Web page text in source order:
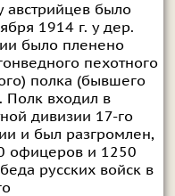
австрийцев было
1914 г. у дер.
было пленено
пехотного
полка (бывшего
Полк входил в
дивизии 17-го
и был разгромлен,
офицеров и 1250
русских войск в